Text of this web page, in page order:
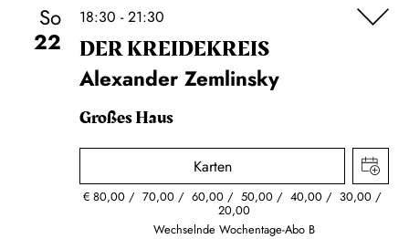
So
22
18:30 - 21:30
DER KREIDE­KREIS
Alexander Zemlinsky
Großes Haus
Karten
€80,00 70,00 60,00 50,00 40,00 30,00
20,00
Wechselnde Wochentage-Abo B